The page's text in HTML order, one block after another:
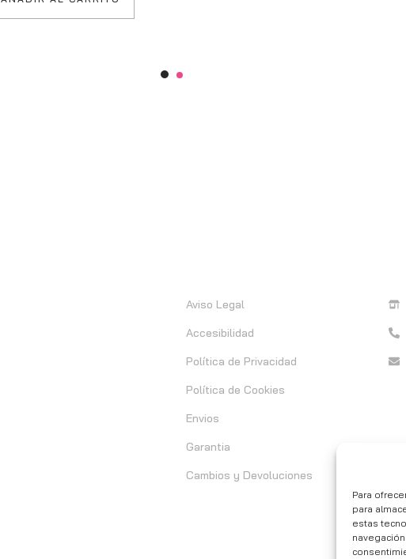
Para
para
estas
Aviso Legal
Accesibilidad
Política de Privacidad
Política de Cookies
Envios
Garantia
Cambios y Devoluciones